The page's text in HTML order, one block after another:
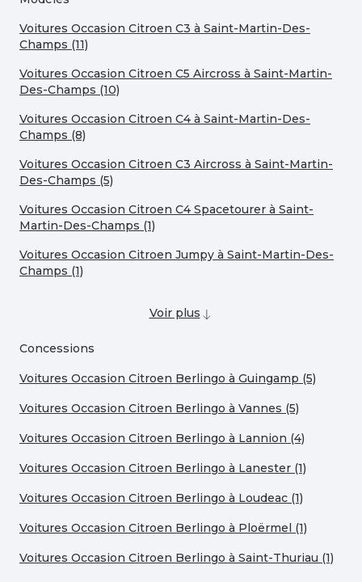
Voitures Occasion Citroen C3 à Saint-Martin-Des-
Champs (11)
Voitures Occasion Citroen C5 Aircross à Saint-Martin-
Des-Champs (10)
Voitures Occasion Citroen C4 à Saint-Martin-Des-
Champs (8)
Voitures Occasion Citroen C3 Aircross à Saint-Martin-
Des-Champs (5)
Voitures Occasion Citroen C4 Spacetourer à Saint-
Martin-Des-Champs (1)
Voitures Occasion Citroen Jumpy à Saint-Martin-Des-
Champs (1)
Voir plus
Concessions
Voitures Occasion Citroen Berlingo à Guingamp (5)
Voitures Occasion Citroen Berlingo à Vannes (5)
Voitures Occasion Citroen Berlingo à Lannion (4)
Voitures Occasion Citroen Berlingo à Lanester (1)
Voitures Occasion Citroen Berlingo à Loudeac (1)
Voitures Occasion Citroen Berlingo à Ploërmel (1)
Voitures Occasion Citroen Berlingo à Saint-Thuriau (1)